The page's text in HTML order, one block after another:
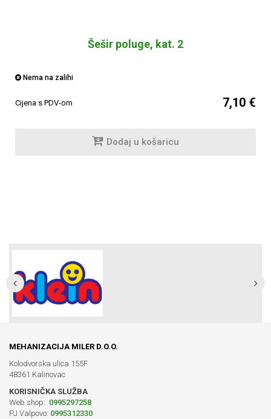
Šešir poluge, kat. 2
Nema na zalihi
Cijena s PDV-om 7,10 €
Dodaj u košaricu
MEHANIZACIJA MILER D.O.O.
Kolodvorska ulica 155F
48361 Kalinovac
KORISNIČKA SLUŽBA
Web shop: 0995297258
PJ Valpovo: 0995312330